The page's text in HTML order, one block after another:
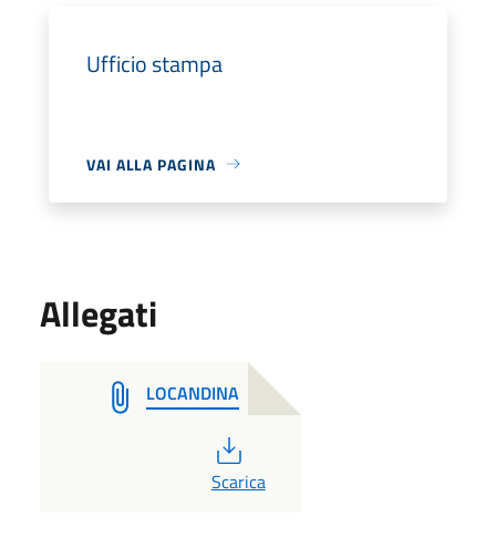
Ufficio stampa
VAI ALLA PAGINA
Allegati
LOCANDINA
PDF
Scarica